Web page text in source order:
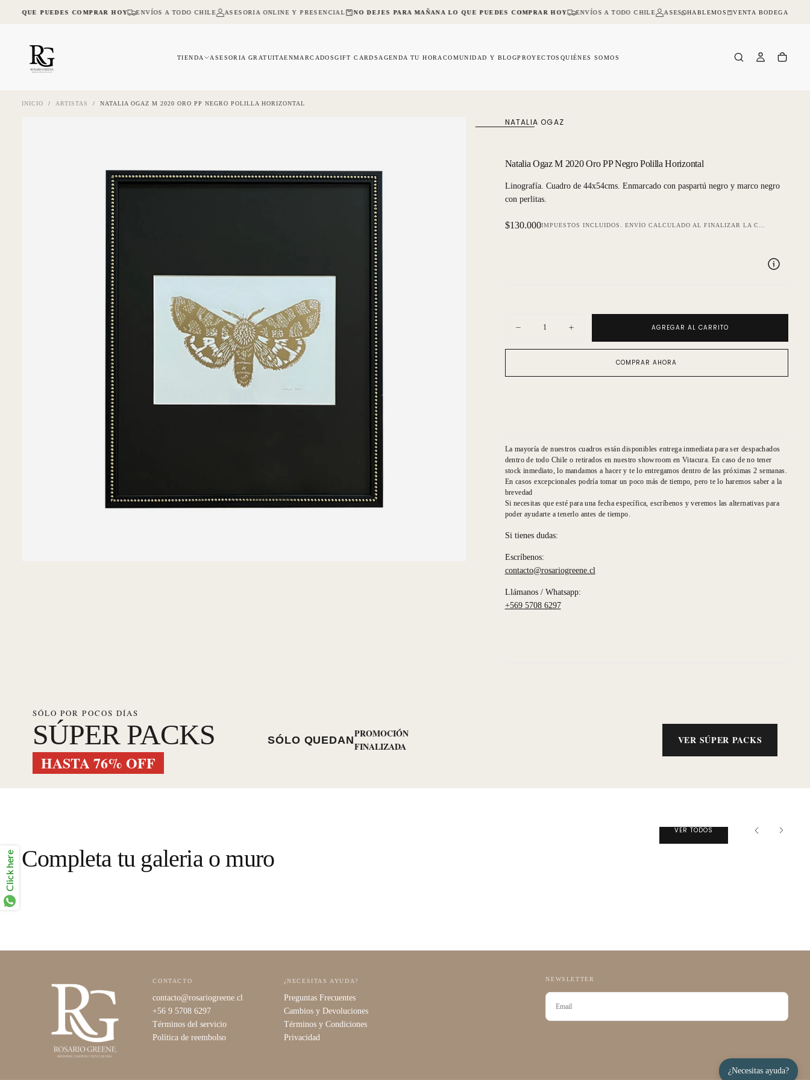
¿Necesitas ayuda?
SALTAR
LO QUE PUEDES COMPRAR HOY ENVÍOS A TODO CHILE ASESORIA ONLINE Y PRESENCIAL NO DEJES PARA MAÑANA LO QUE PUEDES COMPRAR HOY ENVÍOS A TODO CHILE ASESORIA ONLINE Y PRESENCIAL
HABLEMOS VENTA BODEGA
TIENDA ASESORIA GRATUITAENMARCADOSGIFT CARDS AGENDA TU HORA COMUNIDAD Y BLOGPROYECTOS QUIÉNES SOMOS
INICIO / ARTISTAS / NATALIA OGAZ M 2020 ORO PP NEGRO POLILLA HORIZONTAL
NATALIA OGAZ
Natalia Ogaz M 2020 Oro PP Negro Polilla Horizontal
Linografía. Cuadro de 44x54cms. Enmarcado con paspartú negro y marco negro
con perlitas.
Precio
$130.000IMPUESTOS INCLUIDOS. ENVÍO CALCULADO AL FINALIZAR LA COMPRA.
Disminuir
para
M
Aumentar
cantidad
para
M
AGREGAR AL CARRITO
COMPRAR AHORA
La mayoría de nuestros cuadros están disponibles entrega inmediata para ser despachados
dentro de todo Chile o retirados en nuestro showroom en Vitacura. En caso de no tener
stock inmediato, lo mandamos a hacer y te lo entregamos dentro de las próximas 2 semanas.
En casos excepcionales podría tomar un poco más de tiempo, pero te lo haremos saber a la
brevedad
Si necesitas que esté para una fecha específica, escríbenos y veremos las alternativas para
poder ayudarte a tenerlo antes de tiempo.
Si tienes dudas:
Escríbenos:
contacto@rosariogreene.cl
Llámanos / Whatsapp:
+569 5708 6297
SÓLO POR POCOS DÍAS
SÚPER PACKS
HASTA 76% OFF
SÓLO QUEDAN
PROMOCIÓN
FINALIZADA
VER SÚPER PACKS
Completa tu galeria o muro
VER TODOS
CONTACTO
contacto@rosariogreene.cl
+56 9 5708 6297
Términos del servicio
Política de reembolso
¿NECESITAS AYUDA?
Preguntas Frecuentes
Cambios y Devoluciones
Términos y Condiciones
Privacidad
NEWSLETTER
CORREO
ELECTRÓNICO
Click here